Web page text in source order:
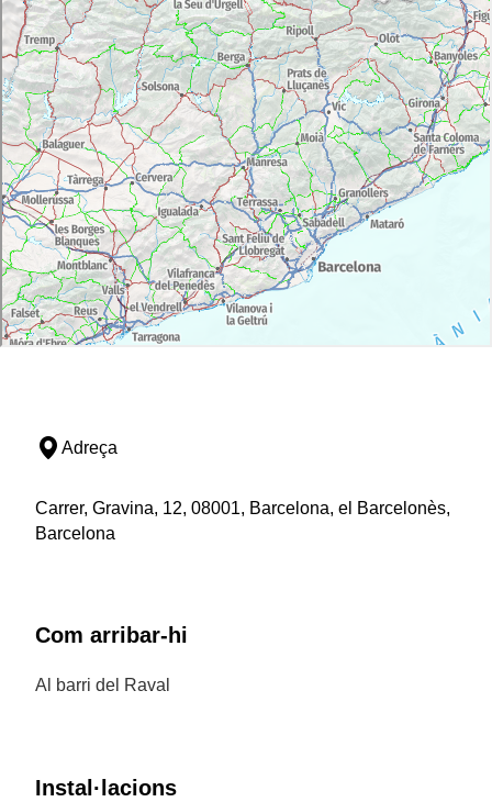
Adreça
Carrer, Gravina, 12, 08001, Barcelona, el Barcelonès,
Barcelona
Com arribar-hi
Al barri del Raval
Instal·lacions